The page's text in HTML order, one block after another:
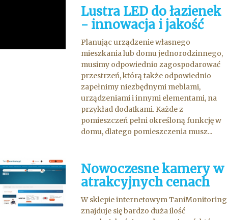
Lustra LED do łazienek
- innowacja i jakość
Planując urządzenie własnego
mieszkania lub domu jednorodzinnego,
musimy odpowiednio zagospodarować
przestrzeń, którą także odpowiednio
zapełnimy niezbędnymi meblami,
urządzeniami i innymi elementami, na
przykład dodatkami. Każde z
pomieszczeń pełni określoną funkcję w
domu, dlatego pomieszczenia musz...
Nowoczesne kamery w
atrakcyjnych cenach
W sklepie internetowym TaniMonitoring
znajduje się bardzo duża ilość